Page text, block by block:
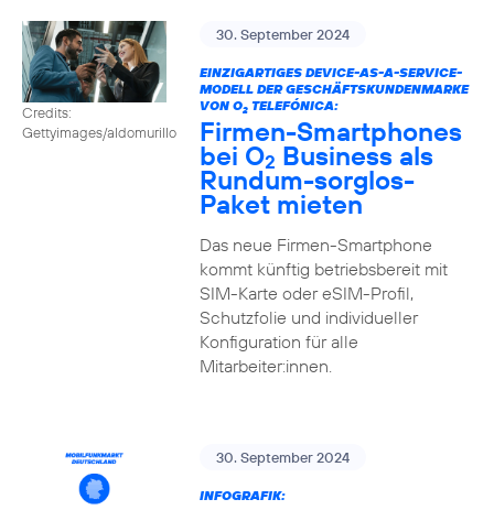
Credits:
Gettyimages/aldomurillo
30. September 2024
EINZIGARTIGES DEVICE-AS-A-SERVICE-
MODELL DER GESCHÄFTSKUNDENMARKE
VON O2TELEFÓNICA:
Firmen-Smartphones
bei O2 Business als
Rundum-sorglos-
Paket mieten
Das neue Firmen-Smartphone
kommt künftig betriebsbereit mit
SIM-Karte oder eSIM-Profil,
Schutzfolie und individueller
Konfiguration für alle
Mitarbeiter:innen.
30. September 2024
INFOGRAFIK: